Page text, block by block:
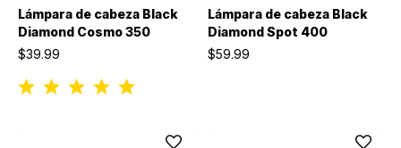
Lámpara de cabeza Black
Diamond Cosmo 350
$39.99
Lámpara de cabeza Black
Diamond Spot 400
$59.99